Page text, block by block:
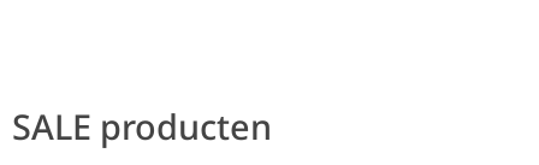
SALE producten